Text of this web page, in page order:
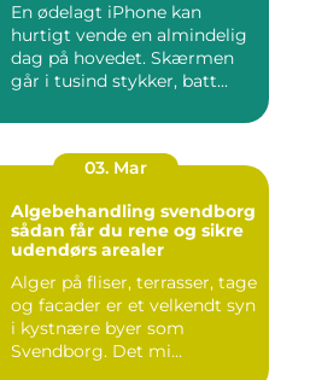
En ødelagt iPhone kan
hurtigt vende en almindelig
dag på hovedet. Skærmen
går i tusind stykker, batt...
03. Mar
Algebehandling svendborg
sådan får du rene og sikre
udendørs arealer
Alger på fliser, terrasser, tage
og facader er et velkendt syn
i kystnære byer som
Svendborg. Det mi...